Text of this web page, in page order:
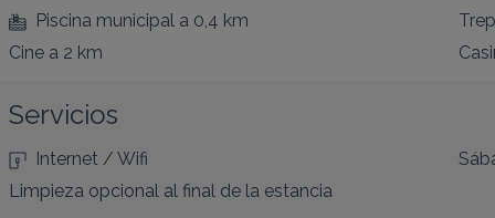
Piscina municipal a 0,4 km
Cine a 2 km
Servicios
Internet / Wifi
Limpieza opcional al final de la estancia